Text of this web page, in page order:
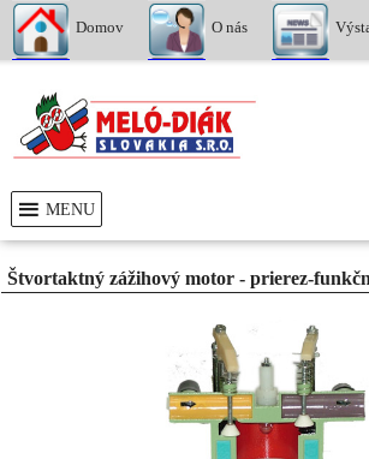
Domov O nás
MENU
Štvortaktný zážihový motor - prierez-